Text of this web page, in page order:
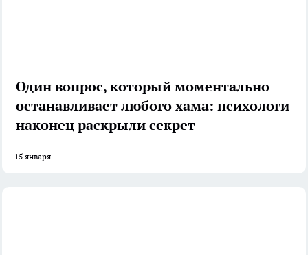
Один вопрос, который моментально
останавливает любого хама: психологи
наконец раскрыли секрет
15 января